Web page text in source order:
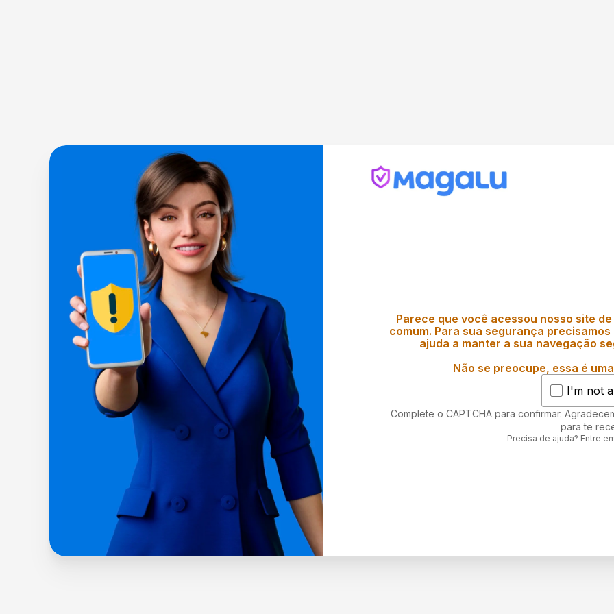
Parece que você acessou nosso site
comum. Para sua segurança
ajuda a manter a sua navegação
Não se preocupe, essa é
I'm not
Complete o CAPTCHA para confirmar.
para te
Precisa de ajuda? Entre